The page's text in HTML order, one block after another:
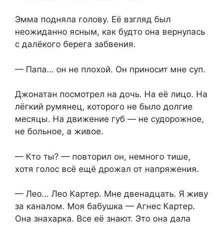
Эмма подняла голову. Её взгляд был
неожиданно ясным, как будто она вернулась
с далёкого берега забвения.
— Папа… он не плохой. Он приносит мне суп.
Джонатан посмотрел на дочь. На её лицо. На
лёгкий румянец, которого не было долгие
месяцы. На движение губ — не судорожное,
не больное, а живое.
— Кто ты? — повторил он, немного тише,
хотя голос всё ещё дрожал от напряжения.
— Лео… Лео Картер. Мне двенадцать. Я живу
за каналом. Моя бабушка — Агнес Картер.
Она знахарка. Все её знают. Это она дала